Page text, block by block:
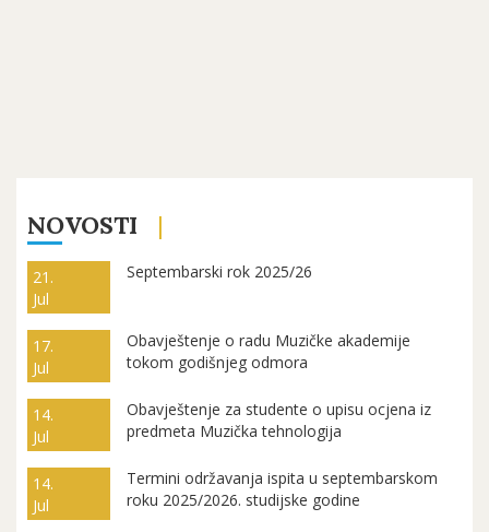
NOVOSTI
21.
Jul
Septembarski rok 2025/26
17.
Jul
Obavještenje o radu Muzičke akademije
tokom godišnjeg odmora
14.
Jul
Obavještenje za studente o upisu ocjena iz
predmeta Muzička tehnologija
14.
Jul
Termini održavanja ispita u septembarskom
roku 2025/2026. studijske godine